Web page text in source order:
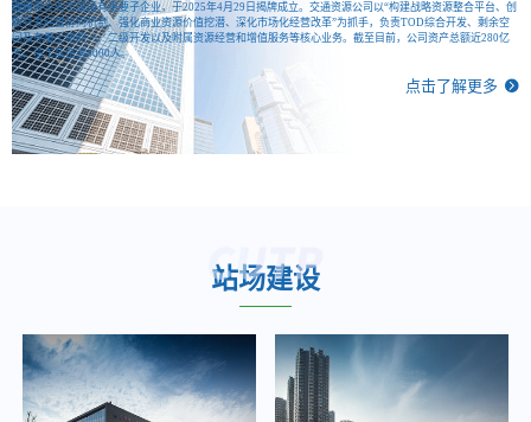
2025-03-06
2025-03-04
2025-02-24
改组设立的市属国有重要子企业，于2025年4月29日揭牌成立。交通资源公司以“构建战略资源整合平台、创
新开发经营协同机制、强化商业资源价值挖潜、深化市场化经营改革”为抓手，负责TOD综合开发、剩余空
间及存量土地的一、二级开发以及附属资源经营和增值服务等核心业务。截至目前，公司资产总额近280亿
元，员工队伍逾4000人。
点击了解更多
站场建设